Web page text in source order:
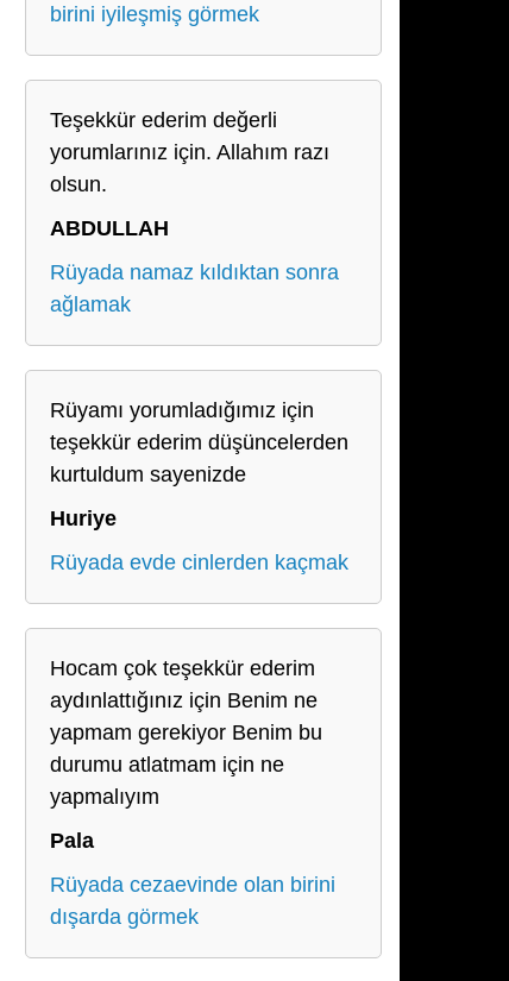
birini iyileşmiş görmek
Teşekkür ederim değerli
yorumlarınız için. Allahım razı
olsun.
ABDULLAH
Rüyada namaz kıldıktan sonra
ağlamak
Rüyamı yorumladığımız için
teşekkür ederim düşüncelerden
kurtuldum sayenizde
Huriye
Rüyada evde cinlerden kaçmak
Hocam çok teşekkür ederim
aydınlattığınız için Benim ne
yapmam gerekiyor Benim bu
durumu atlatmam için ne
yapmalıyım
Pala
Rüyada cezaevinde olan birini
dışarda görmek